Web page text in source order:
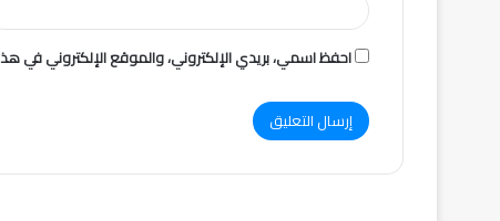
احفظ اسمي، بريدي الإلكتروني، والموقع الإلكتروني في